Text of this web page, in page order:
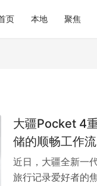
页 本地 聚焦
大疆Pocket 4
储的顺畅工作流
近日，大疆全新一
旅行记录爱好者的